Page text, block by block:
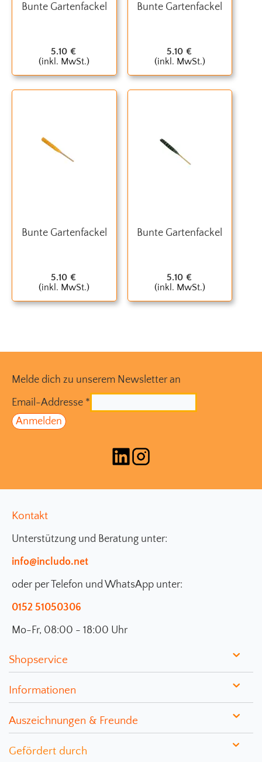
Bunte Gartenfackel
5.10 €
(inkl. MwSt.)
Bunte Gartenfackel
5.10 €
(inkl. MwSt.)
Bunte Gartenfackel
5.10 €
(inkl. MwSt.)
Bunte Gartenfackel
5.10 €
(inkl. MwSt.)
Melde dich zu unserem Newsletter an
Email-Addresse *
Kontakt
Unterstützung und Beratung unter:
info@includo.net
oder per Telefon und WhatsApp unter:
0152 51050306
Mo-Fr, 08:00 - 18:00 Uhr
Shopservice
Informationen
Auszeichnungen & Freunde
Gefördert durch